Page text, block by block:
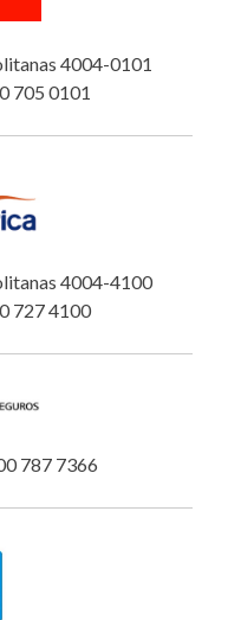
4004-0101
705 0101
4004-4100
727 4100
787 7366